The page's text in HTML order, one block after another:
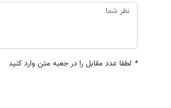
* لطفا عدد مقابل را در جعبه متن وارد کنید